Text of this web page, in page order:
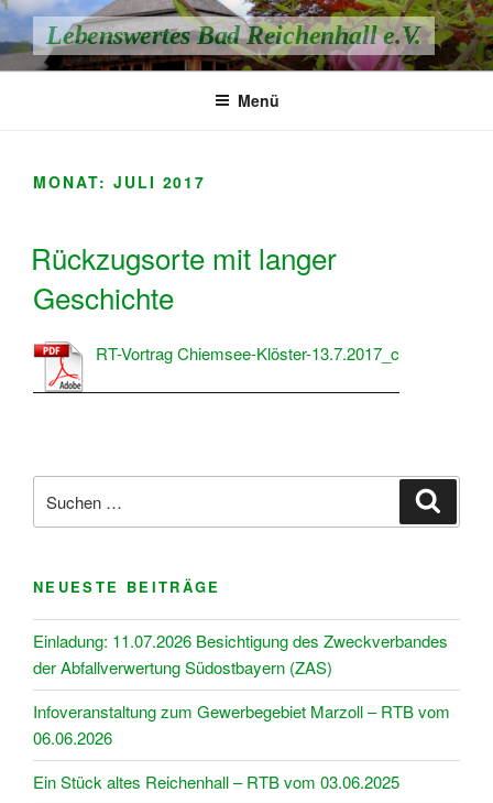
Zum
Inhalt
springen
Lebenswertes Bad Reichenhall e.V.
Menü
MONAT: JULI 2017
Rückzugsorte mit langer
Geschichte
RT-Vortrag Chiemsee-Klöster-13.7.2017_c
nach:
NEUESTE BEITRÄGE
Einladung: 11.07.2026 Besichtigung des Zweckverbandes
der Abfallverwertung Südostbayern (ZAS)
Infoveranstaltung zum Gewerbegebiet Marzoll – RTB vom
06.06.2026
Ein Stück altes Reichenhall – RTB vom 03.06.2025